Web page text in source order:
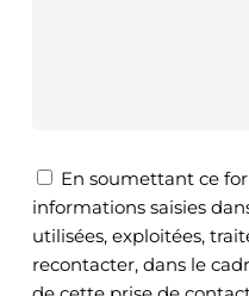
En soumettant ce
informations saisies
utilisées, exploitées,
recontacter, dans le